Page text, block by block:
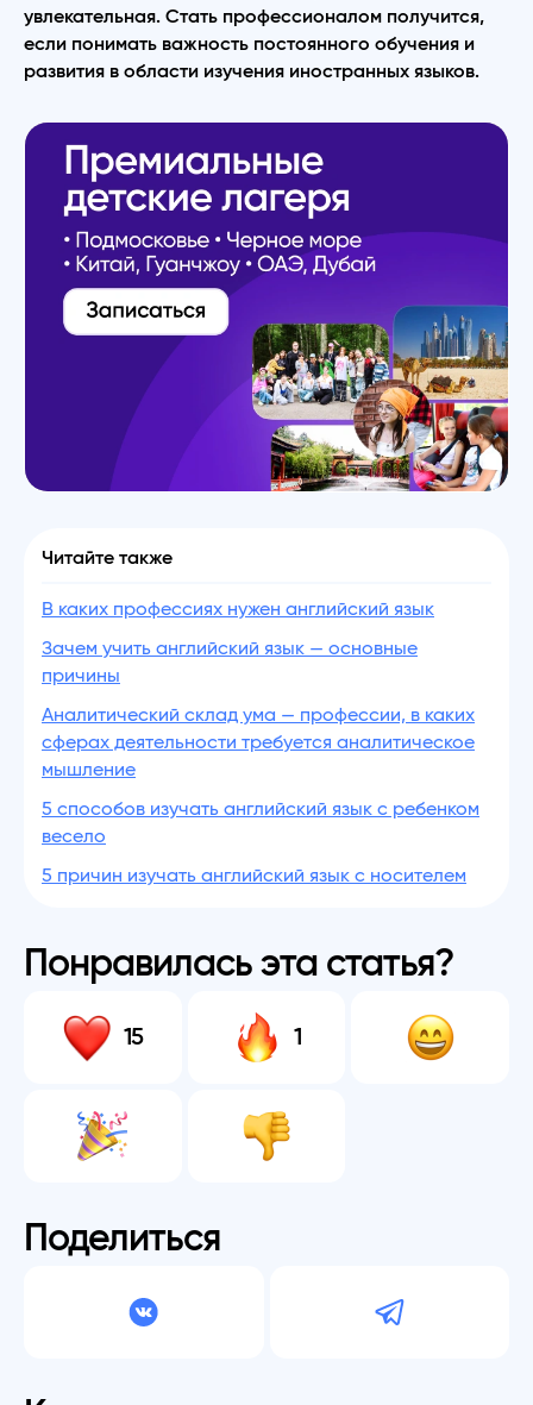
увлекательная. Стать профессионалом получится,
если понимать важность постоянного обучения и
развития в области изучения иностранных языков.
Читайте также
В каких профессиях нужен английский язык
Зачем учить английский язык — основные
причины
Аналитический склад ума — профессии, в каких
сферах деятельности требуется аналитическое
мышление
5 способов изучать английский язык с ребенком
весело
5 причин изучать английский язык с носителем
Понравилась эта статья?
15 1
Поделиться